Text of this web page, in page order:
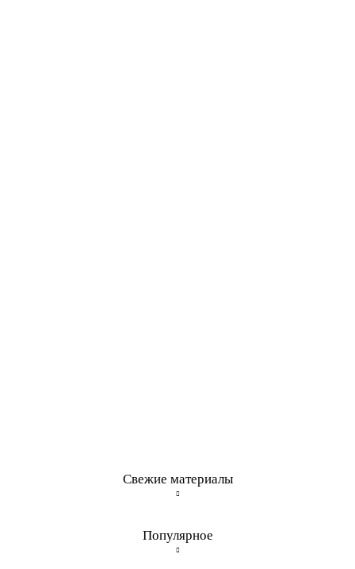
Свежие материалы
Популярное